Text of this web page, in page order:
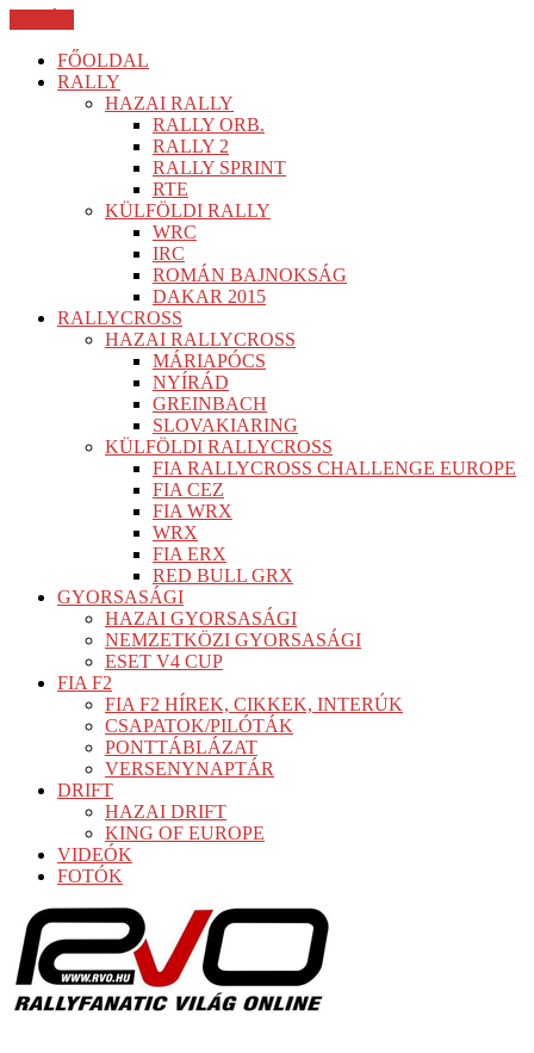
FŐOLDAL
RALLY
HAZAI RALLY
RALLY ORB.
RALLY 2
RALLY SPRINT
RTE
KÜLFÖLDI RALLY
WRC
IRC
ROMÁN BAJNOKSÁG
DAKAR 2015
RALLYCROSS
HAZAI RALLYCROSS
MÁRIAPÓCS
NYÍRÁD
GREINBACH
SLOVAKIARING
KÜLFÖLDI RALLYCROSS
FIA RALLYCROSS CHALLENGE EUROPE
FIA CEZ
FIA WRX
WRX
FIA ERX
RED BULL GRX
GYORSASÁGI
HAZAI GYORSASÁGI
NEMZETKÖZI GYORSASÁGI
ESET V4 CUP
FIA F2
FIA F2 HÍREK, CIKKEK, INTERÚK
CSAPATOK/PILÓTÁK
PONTTÁBLÁZAT
VERSENYNAPTÁR
DRIFT
HAZAI DRIFT
KING OF EUROPE
VIDEÓK
FOTÓK